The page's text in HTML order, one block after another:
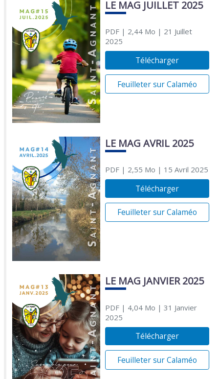
LE MAG JUILLET 2025
PDF| 2,44 Mo | 21 Juillet
2025
Télécharger
Feuilleter sur Calaméo
LE MAG AVRIL 2025
PDF| 2,55 Mo | 15 Avril 2025
Télécharger
Feuilleter sur Calaméo
LE MAG JANVIER 2025
PDF| 4,04 Mo | 31 Janvier
2025
Télécharger
Feuilleter sur Calaméo